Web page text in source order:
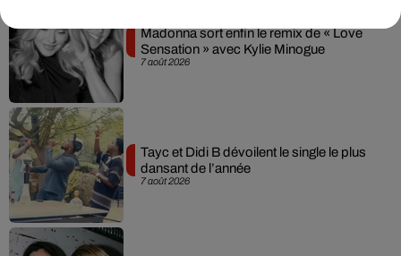
7 août 2026
Madonna sort enfin le remix de « Love
Sensation » avec Kylie Minogue
7 août 2026
Tayc et Didi B dévoilent le single le plus
dansant de l’année